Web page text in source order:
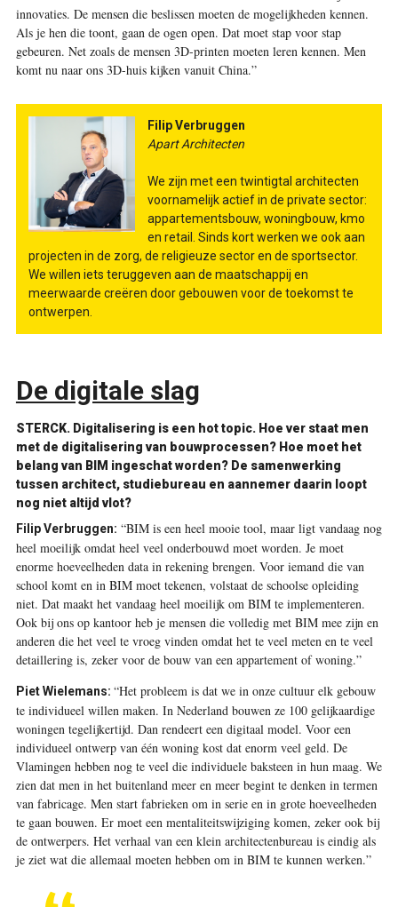
innovaties. De mensen die beslissen moeten de mogelijkheden kennen.
Als je hen die toont, gaan de ogen open. Dat moet stap voor stap
gebeuren. Net zoals de mensen 3D-printen moeten leren kennen. Men
komt nu naar ons 3D-huis kijken vanuit China.”
Filip Verbruggen
Apart Architecten
We zijn met een twintigtal architecten
voornamelijk actief in de private sector:
appartementsbouw, woningbouw, kmo
en retail. Sinds kort werken we ook aan
projecten in de zorg, de religieuze sector en de sportsector.
We willen iets teruggeven aan de maatschappij en
meerwaarde creëren door gebouwen voor de toekomst te
ontwerpen.
De digitale slag
STERCK. Digitalisering is een hot topic. Hoe ver staat men
met de digitalisering van bouwprocessen? Hoe moet het
belang van BIM ingeschat worden? De samenwerking
tussen architect, studiebureau en aannemer daarin loopt
nog niet altijd vlot?
Filip Verbruggen: “BIM is een heel mooie tool, maar ligt vandaag nog
heel moeilijk omdat heel veel onderbouwd moet worden. Je moet
enorme hoeveelheden data in rekening brengen. Voor iemand die van
school komt en in BIM moet tekenen, volstaat de schoolse opleiding
niet. Dat maakt het vandaag heel moeilijk om BIM te implementeren.
Ook bij ons op kantoor heb je mensen die volledig met BIM mee zijn en
anderen die het veel te vroeg vinden omdat het te veel meten en te veel
detaillering is, zeker voor de bouw van een appartement of woning.”
Piet Wielemans: “Het probleem is dat we in onze cultuur elk gebouw
te individueel willen maken. In Nederland bouwen ze 100 gelijkaardige
woningen tegelijkertijd. Dan rendeert een digitaal model. Voor een
individueel ontwerp van één woning kost dat enorm veel geld. De
Vlamingen hebben nog te veel die individuele baksteen in hun maag. We
zien dat men in het buitenland meer en meer begint te denken in termen
van fabricage. Men start fabrieken om in serie en in grote hoeveelheden
te gaan bouwen. Er moet een mentaliteitswijziging komen, zeker ook bij
de ontwerpers. Het verhaal van een klein architectenbureau is eindig als
je ziet wat die allemaal moeten hebben om in BIM te kunnen werken.”